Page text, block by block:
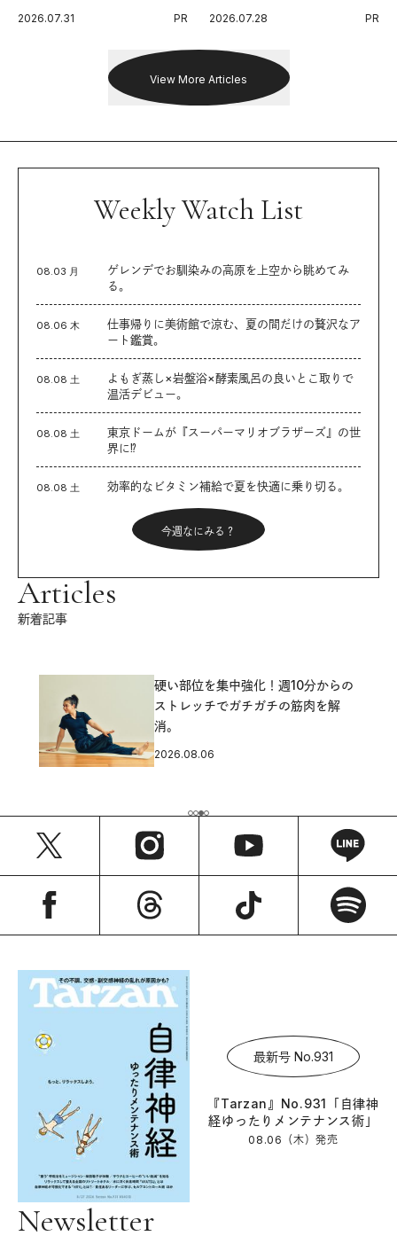
出した新機軸。
2026.07.31 PR
戦を夢見るランナーたちの奮闘
2026.07.28 PR
View More Articles
Weekly Watch List
08.03 月
ゲレンデでお馴染みの高原を上空から眺めてみ
る。
08.06 木
仕事帰りに美術館で涼む、夏の間だけの贅沢なア
ート鑑賞。
08.08 土
よもぎ蒸し×岩盤浴×酵素風呂の良いとこ取りで
温活デビュー。
08.08 土
東京ドームが『スーパーマリオブラザーズ』の世
界に⁉︎
08.08 土 効率的なビタミン補給で夏を快適に乗り切る。
今週なにみる？
Articles
新着記事
硬い部位を集中強化！週10分からの
ストレッチでガチガチの筋肉を解
消。
2026.08.06
最新号 No.931
『Tarzan』No.931「自律神
経ゆったりメンテナンス術」
08.06（木）発売
Newsletter